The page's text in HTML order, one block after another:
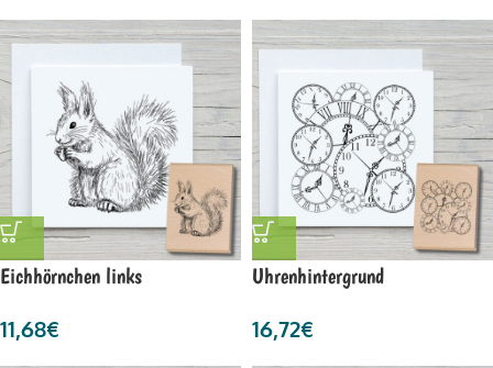
Eichhörnchen links
11,68€
Uhrenhintergrund
16,72€